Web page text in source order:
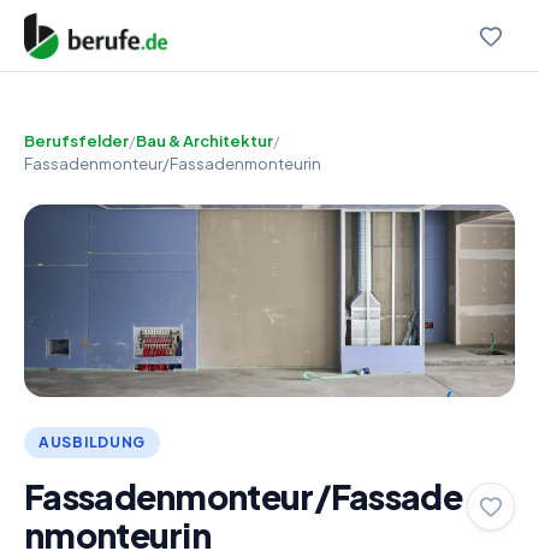
Berufsfelder/Bau & Architektur/
Fassadenmonteur/Fassadenmonteurin
AUSBILDUNG
Fassadenmonteur/Fassade
nmonteurin